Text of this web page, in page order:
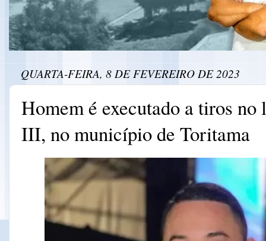
QUARTA-FEIRA, 8 DE FEVEREIRO DE 2023
Homem é executado a tiros
III, no município de Toritama